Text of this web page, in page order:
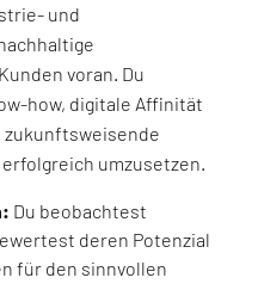
und
voran. Du
how, digitale Affinität
zukunftsweisende
umzusetzen.
Du beobachtest
deren Potenzial
für den sinnvollen